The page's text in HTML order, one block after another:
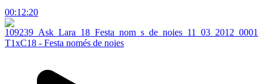
00:12:20
T1xC18 - Festa només de noies